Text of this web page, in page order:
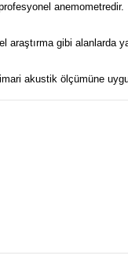
anemometredir.
gibi alanlarda
akustik ölçümüne